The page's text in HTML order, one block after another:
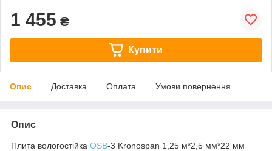
1 455 ₴
Купити
Опис Доставка Оплата Умови повернення
Опис
Плита вологостійка OSB-3 Kronospan 1,25 м*2,5 мм*22 мм